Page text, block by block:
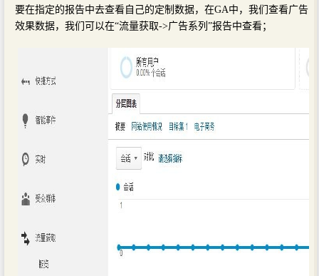
要在指定的报告中去查看自己的定制数据，在GA中，我们查看广告
效果数据，我们可以在“流量获取->广告系列”报告中查看；